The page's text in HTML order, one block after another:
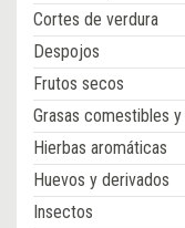
Cortes de verdura
Despojos
Frutos secos
Grasas comestibles y
Hierbas aromáticas
Huevos y derivados
Insectos